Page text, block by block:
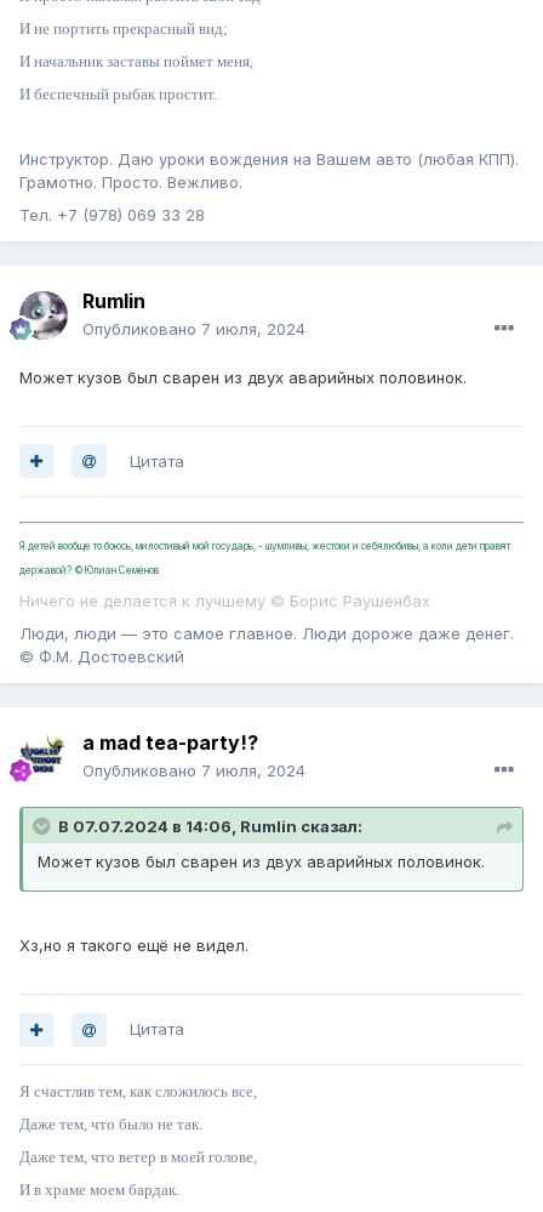
И не портить прекрасный вид;
И начальник заставы поймет меня,
И беспечный рыбак простит.
Инструктор. Даю уроки вождения на Вашем авто (любая КПП).
Грамотно. Просто. Вежливо.
Тел. +7 (978) 069 33 28
Rumlin
Опубликовано 7 июля, 2024
Может кузов был сварен из двух аварийных половинок.
Цитата
Я детей вообще то боюсь, милостивый мой государь, - шумливы, жестоки и себялюбивы, а коли дети правят
державой? ©Юлиан Семёнов
Ничего не делается к лучшему © Борис Раушенбах
Люди, люди — это самое главное. Люди дороже даже денег.
© Ф.М. Достоевский
a mad tea-party!?
Опубликовано 7 июля, 2024
В 07.07.2024 в 14:06, Rumlin сказал:
Может кузов был сварен из двух аварийных половинок.
Хз,но я такого ещё не видел.
Цитата
Я счастлив тем, как сложилось все,
Даже тем, что было не так.
Даже тем, что ветер в моей голове,
И в храме моем бардак.